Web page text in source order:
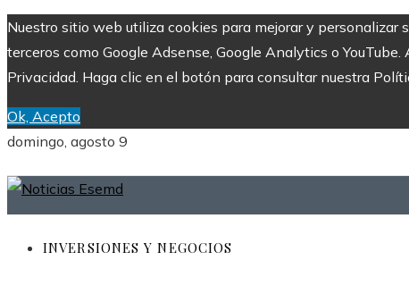
Nuestro sitio web utiliza cookies para mejorar y
terceros como Google Adsense, Google Analytics o
Privacidad. Haga clic en el botón para consultar nuestra
Ok, Acepto
domingo, agosto 9
INVERSIONES Y NEGOCIOS